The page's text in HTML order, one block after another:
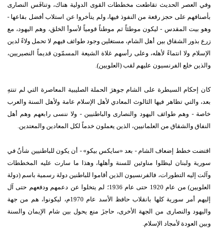
وفي العصر الحديث تقاطعت مخططات القوى الدولية هناك، وتنافَس النصارى
بأصنافهم على حجز رقعة من النفوذ فيها، ولم يتأخروا عن استلاب أفضل بقاعها -
وهو بيت المقدس - ليكون موطئاً ثم موطناً قومياً لأسوأ الخلق، وهم اليهود، مع
زرع بذور الشقاق بين أهل الشام، مستغلين وجود طوائف فيهم لا تحمل ولاءً لدين
الإسلام ولا انتماءً لأهله، وعلى رأسهم غلاة الشيعة المسمّون قديماً النصيريين،
والذين خلع الفرنسيون عليهم لقب (العلويين).
كان إحكام السيطرة على الشام جوهرَ الحملة الصليبية المعاصرة التي لم تنتهِ
بعد، والتي تظاهر فيها الثالوث المعادي لأهل الإسلام عامة ولأهل السنة والعرب
خاصة - وهم طوائف اليهود والنصارى والباطنيين - ولا ننسى رابعهم وهم أهل
النفاق والشقاق من العلمانيين، الذين يعملون خدماً لكل المعادين والمعتدين.
اقتضت خطط إضعاف الشام - بعد «سايكس بيكو» - أن يكون للباطنيين شأنٌ في
سورية ولبنان ليظلوا مناوئين للسنة وأهلها، وهذا ما سارت عليه المخططات
وآلت إليه التطورات، فالفرنسيون الذين أقاموا للباطنين دولة رسمية باسم (دولة
العلويين) من عام 1920 حتى عام 1936؛ لم يتخلوا عن دعمهم ودفعهم حتى آل
إليهم أمر سورية كلها بانقلاب حافظ الأسد عام 1970م، ليكونوا، هم من جهة
واليهود والنصارى من الجهة الأخرى، حاجزَ منع يحول بين شام الإيمان والسنة
وبين العودة لأمجاد الإسلام.